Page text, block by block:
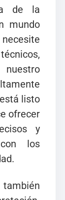
de la
mundo
listo
ofrecer
y
los